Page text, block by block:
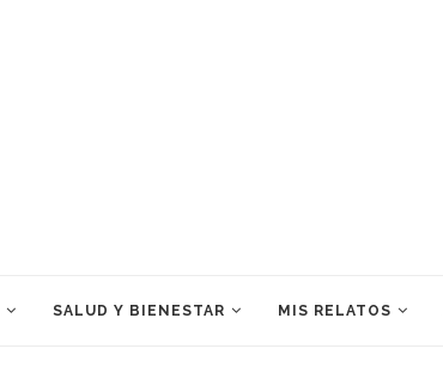
SALUD Y BIENESTAR MIS RELATOS